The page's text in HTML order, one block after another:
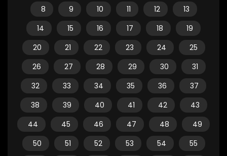
8
9 10 11 12
13
14
15 16 17 18
19
20
21 22 23 24
25
26
27 28 29 30
31
32
33 34 35 36
37
38
39 40 41 42
43
44
45 46 47 48
49
50
51 52 53 54
55